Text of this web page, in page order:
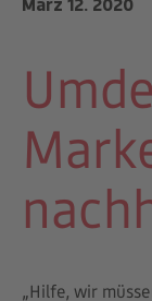
„Hilfe, wir